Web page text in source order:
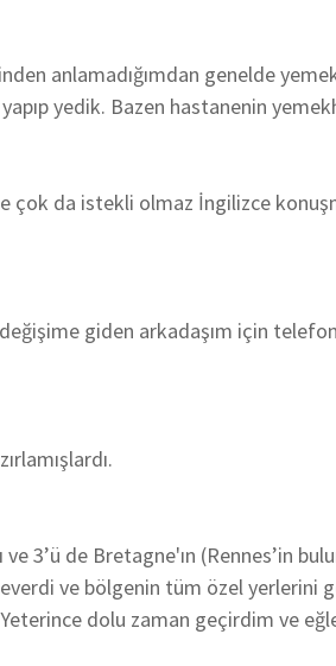
anlamadığımdan genelde
yedik. Bazen hastanenin
çok da istekli olmaz İngilizce
giden arkadaşım için
3’ü de Bretagne'ın (Rennes’in
ve bölgenin tüm özel yerlerini
Yeterince dolu zaman geçirdim ve